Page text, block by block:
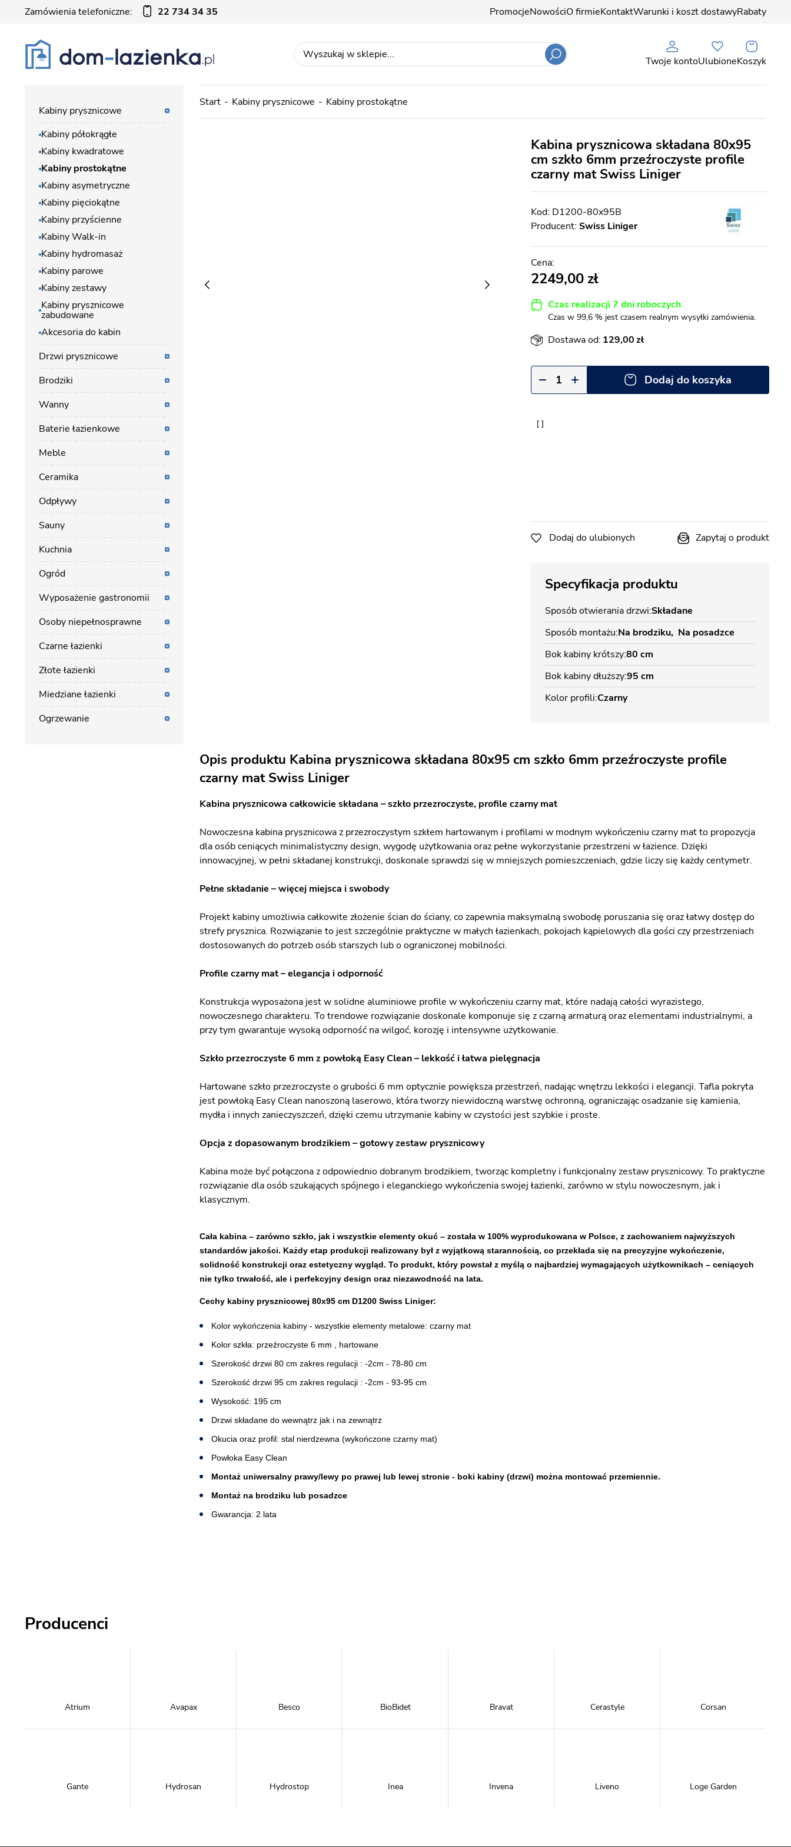
Zamówienia telefoniczne: 22 734 34 35 PromocjeNowościO firmieKontaktWarunki i koszt dostawyRabaty
Twoje kontoUlubioneKoszyk
Start Kabiny prysznicowe Kabiny prostokątne
Kabina prysznicowa składana 80x95
cm szkło 6mm przeźroczyste profile
czarny mat Swiss Liniger
D1200-80x95B
Producent: Swiss Liniger
2249,00
Czas realizacji 7 dni roboczych
Czas w 99,6 % jest czasem realnym wysyłki zamówienia.
Dostawa od: 129,00
Dodaj do koszyka
Dodaj do ulubionych Zapytaj o produkt
Specyfikacja produktu
Sposób otwierania drzwi Składane
Sposób montażu Na brodziku Na posadzce
Bok kabiny krótszy80 cm
Bok kabiny dłuższy95 cm
Kolor profili Czarny
Opis produktu Kabina prysznicowa składana 80x95 cm szkło 6mm przeźroczyste profile
czarny mat Swiss Liniger
Kabina prysznicowa całkowicie składana – szkło przezroczyste, profile czarny mat
Nowoczesna kabina prysznicowa z przezroczystym szkłem hartowanym i profilami w modnym wykończeniu czarny mat to propozycja
dla osób ceniących minimalistyczny design, wygodę użytkowania oraz pełne wykorzystanie przestrzeni w łazience. Dzięki
innowacyjnej, w pełni składanej konstrukcji, doskonale sprawdzi się w mniejszych pomieszczeniach, gdzie liczy się każdy centymetr.
Pełne składanie – więcej miejsca i swobody
Projekt kabiny umożliwia całkowite złożenie ścian do ściany, co zapewnia maksymalną swobodę poruszania się oraz łatwy dostęp do
strefy prysznica. Rozwiązanie to jest szczególnie praktyczne w małych łazienkach, pokojach kąpielowych dla gości czy przestrzeniach
dostosowanych do potrzeb osób starszych lub o ograniczonej mobilności.
Profile czarny mat – elegancja i odporność
Konstrukcja wyposażona jest w solidne aluminiowe profile w wykończeniu czarny mat, które nadają całości wyrazistego,
nowoczesnego charakteru. To trendowe rozwiązanie doskonale komponuje się z czarną armaturą oraz elementami industrialnymi, a
przy tym gwarantuje wysoką odporność na wilgoć, korozję i intensywne użytkowanie.
Szkło przezroczyste 6 mm z powłoką Easy Clean – lekkość i łatwa pielęgnacja
Hartowane szkło przezroczyste o grubości 6 mm optycznie powiększa przestrzeń, nadając wnętrzu lekkości i elegancji. Tafla pokryta
jest powłoką Easy Clean nanoszoną laserowo, która tworzy niewidoczną warstwę ochronną, ograniczając osadzanie się kamienia,
mydła i innych zanieczyszczeń, dzięki czemu utrzymanie kabiny w czystości jest szybkie i proste.
Opcja z dopasowanym brodzikiem – gotowy zestaw prysznicowy
Kabina może być połączona z odpowiednio dobranym brodzikiem, tworząc kompletny i funkcjonalny zestaw prysznicowy. To praktyczne
rozwiązanie dla osób szukających spójnego i eleganckiego wykończenia swojej łazienki, zarówno w stylu nowoczesnym, jak i
klasycznym.
Cała kabina – zarówno szkło, jak i wszystkie elementy okuć – została w 100% wyprodukowana w Polsce, z zachowaniem najwyższych
standardów jakości. Każdy etap produkcji realizowany był z wyjątkową starannością, co przekłada się na precyzyjne wykończenie,
solidność konstrukcji oraz estetyczny wygląd. To produkt, który powstał z myślą o najbardziej wymagających użytkownikach – ceniących
nie tylko trwałość, ale i perfekcyjny design oraz niezawodność na lata.
Cechy kabiny prysznicowej 80x95 cm D1200 Swiss Liniger:
Kolor wykończenia kabiny - wszystkie elementy metalowe: czarny mat
Kolor szkła: przeźroczyste 6 mm , hartowane
Szerokość drzwi 80 cm zakres regulacji : -2cm - 78-80 cm
Szerokość drzwi 95 cm zakres regulacji : -2cm - 93-95 cm
Wysokość: 195 cm
Drzwi składane do wewnątrz jak i na zewnątrz
Okucia oraz profil: stal nierdzewna (wykończone czarny mat)
Powłoka Easy Clean
Montaż uniwersalny prawy/lewy po prawej lub lewej stronie - boki kabiny (drzwi) można montować przemiennie.
Montaż na brodziku lub posadzce
Gwarancja: 2 lata
Kabiny prysznicowe
Kabiny półokrągłe
Kabiny kwadratowe
Kabiny prostokątne
Kabiny asymetryczne
Kabiny pięciokątne
Kabiny przyścienne
Kabiny Walk-in
Kabiny hydromasaż
Kabiny parowe
Kabiny zestawy
Kabiny prysznicowe
zabudowane
Akcesoria do kabin
Drzwi prysznicowe
Brodziki
Wanny
Baterie łazienkowe
Meble
Ceramika
Odpływy
Sauny
Kuchnia
Ogród
Wyposażenie gastronomii
Osoby niepełnosprawne
Czarne łazienki
Złote łazienki
Miedziane łazienki
Ogrzewanie
Producenci
Atrium Avapax Besco BioBidet Bravat Cerastyle Corsan
Gante Hydrosan Hydrostop Inea Invena Liveno Loge Garden